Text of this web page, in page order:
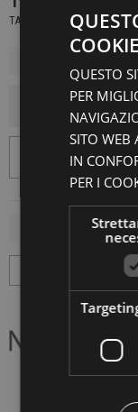
TASSE INCLUSE
COOKIE
QUESTO
PER
SITO WEB
IN
PER I